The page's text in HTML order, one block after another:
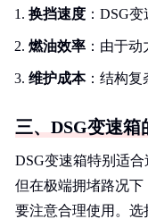
换挡速度 ：DSG
燃油效率 ：由于
维护成本：结构复
三、DSG变速箱
DSG变速箱特别适合
但在极端拥堵路况
要注意合理使用。选